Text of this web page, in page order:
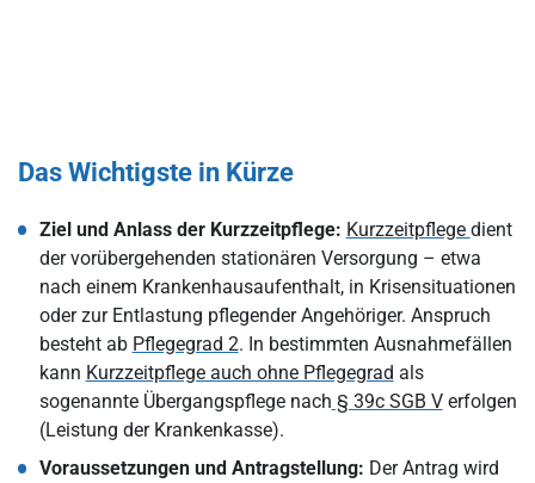
Das Wichtigste in Kürze
Ziel und Anlass der Kurzzeitpflege: Kurzzeitpflege dient
der vorübergehenden stationären Versorgung – etwa
nach einem Krankenhausaufenthalt, in Krisensituationen
oder zur Entlastung pflegender Angehöriger. Anspruch
besteht ab Pflegegrad 2. In bestimmten Ausnahmefällen
kann Kurzzeitpflege auch ohne Pflegegrad als
sogenannte Übergangspflege nach § 39c SGB Verfolgen
(Leistung der Krankenkasse).
Voraussetzungen und Antragstellung: Der Antrag wird